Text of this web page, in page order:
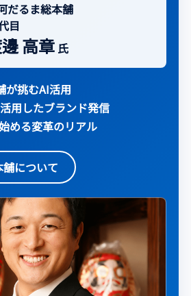
だるま総本舗
目
高章 氏
が挑むAI活用
用したブランド発信
める変革のリアル
について